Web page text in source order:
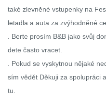
také zlevněné vstupenky na
letadla a auta za zvýhodněné
. Berte prosím B&B jako svůj
dete často vracet.
. Pokud se vyskytnou nějaké
sím vědět Děkuji za spolupráci
tu.